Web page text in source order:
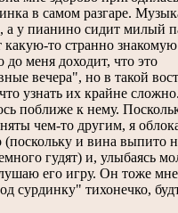
в самом разгаре.
а у пианино сидит милый
какую-то странно
до меня доходит, что это
вечера", но в такой
узнать их крайне
поближе к нему.
чем-то другим, я
(поскольку и вина выпито
гудят) и, улыбаясь
его игру. Он тоже
сурдинку" тихонечко,